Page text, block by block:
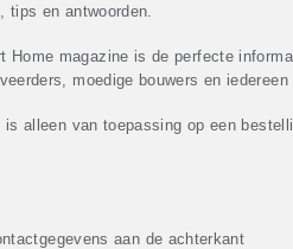
en antwoorden.
Home magazine is de perfecte
moedige bouwers en
alleen van toepassing op een
aan de achterkant